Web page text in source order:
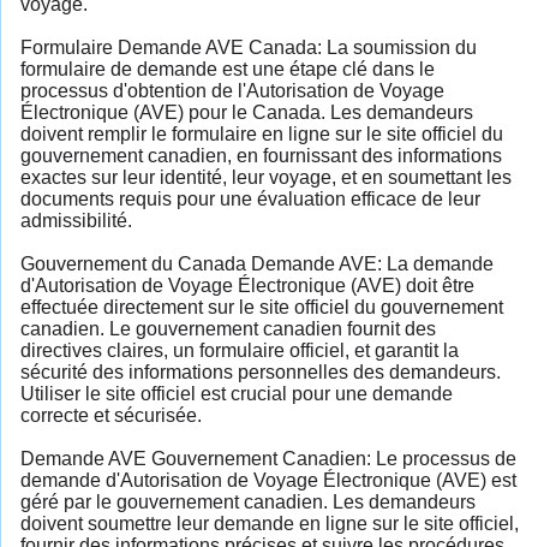
voyage.
Formulaire Demande AVE Canada: La soumission du
formulaire de demande est une étape clé dans le
processus d'obtention de l'Autorisation de Voyage
Électronique (AVE) pour le Canada. Les demandeurs
doivent remplir le formulaire en ligne sur le site officiel du
gouvernement canadien, en fournissant des informations
exactes sur leur identité, leur voyage, et en soumettant les
documents requis pour une évaluation efficace de leur
admissibilité.
Gouvernement du Canada Demande AVE: La demande
d'Autorisation de Voyage Électronique (AVE) doit être
effectuée directement sur le site officiel du gouvernement
canadien. Le gouvernement canadien fournit des
directives claires, un formulaire officiel, et garantit la
sécurité des informations personnelles des demandeurs.
Utiliser le site officiel est crucial pour une demande
correcte et sécurisée.
Demande AVE Gouvernement Canadien: Le processus de
demande d'Autorisation de Voyage Électronique (AVE) est
géré par le gouvernement canadien. Les demandeurs
doivent soumettre leur demande en ligne sur le site officiel,